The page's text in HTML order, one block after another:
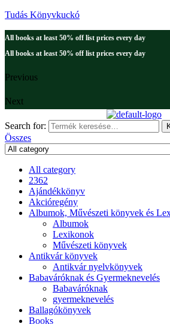
Tudás Könyvkuckó
All books at least 50% off list prices every day
All books at least 50% off list prices every day
Previous
Next
Search for:
Összes
All category
2362
Ajándékkönyv
Akcióregény
Albumok, Művészeti könyvek és
Albumok
Lexikonok
Művészeti könyvek
Antikvár könyvek
Antikvár nyelvkönyvek
Babaváróknak és Gyermeknevelés
Babaváróknak
gyermeknevelés
Ballagókönyvek
Books